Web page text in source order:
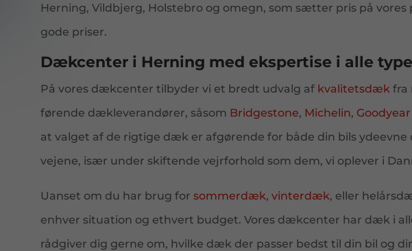
Herning, Vildbjerg, Holstebro og omegn, som sætter pris på vores
gode priser.
Dækcenter i Herning med ekspertise i alle
På vores dækcenter tilbyder vi et bredt udvalg af kvalitetsdæk fra
førende dækleverandører, såsom Bridgestone, Michelin, Goodyear
at valget af de rigtige dæk er afgørende for både din bils ydeevne
vejene, især under skiftende vejrforhold som dem, vi oplever i
Uanset om du har brug for sommerdæk, vinterdæk, eller
enhver situation og ethvert budget. Vores dækcenter har dæk i
rådgiver dig gerne om, hvilke dæk der passer bedst til din bil og